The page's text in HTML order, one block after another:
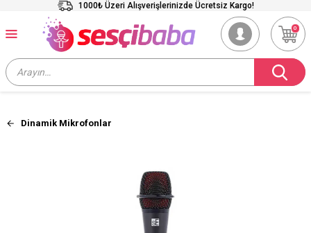
1000₺ Üzeri Alışverişlerinizde Ücretsiz Kargo!
0
Dinamik Mikrofonlar